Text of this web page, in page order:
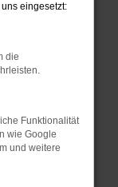
einem
eingesetzt:
die
Funktionalität
wie Google
und weitere